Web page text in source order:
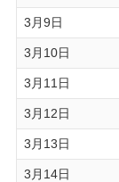
3月9日
3月10日
3月11日
3月12日
3月13日
3月14日